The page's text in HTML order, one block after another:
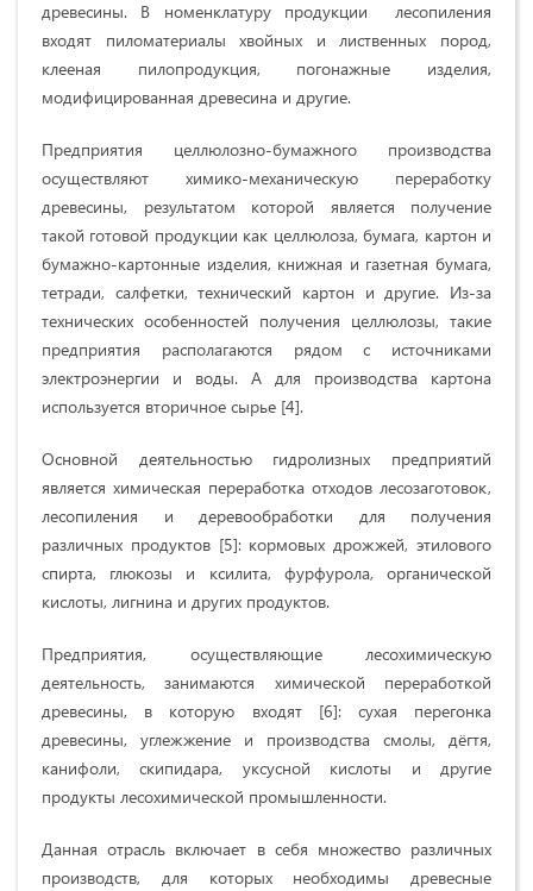
древесины. В номенклатуру продукции лесопиления
входят пиломатериалы хвойных и лиственных пород,
клееная пилопродукция, погонажные изделия,
модифицированная древесина и другие.
Предприятия целлюлозно-бумажного производства
осуществляют химико-механическую переработку
древесины, результатом которой является получение
такой готовой продукции как целлюлоза, бумага, картон и
бумажно-картонные изделия, книжная и газетная бумага,
тетради, салфетки, технический картон и другие. Из-за
технических особенностей получения целлюлозы, такие
предприятия располагаются рядом с источниками
электроэнергии и воды. А для производства картона
используется вторичное сырье [4].
Основной деятельностью гидролизных предприятий
является химическая переработка отходов лесозаготовок,
лесопиления и деревообработки для получения
различных продуктов [5]: кормовых дрожжей, этилового
спирта, глюкозы и ксилита, фурфурола, органической
кислоты, лигнина и других продуктов.
Предприятия, осуществляющие лесохимическую
деятельность, занимаются химической переработкой
древесины, в которую входят [6]: сухая перегонка
древесины, углежжение и производства смолы, дёгтя,
канифоли, скипидара, уксусной кислоты и другие
продукты лесохимической промышленности.
Данная отрасль включает в себя множество различных
производств, для которых необходимы древесные